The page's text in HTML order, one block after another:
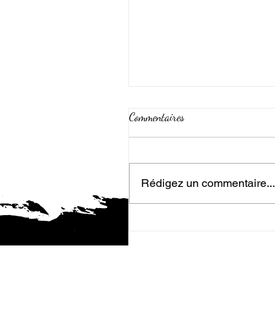
Commentaires
Rédigez un commentaire...